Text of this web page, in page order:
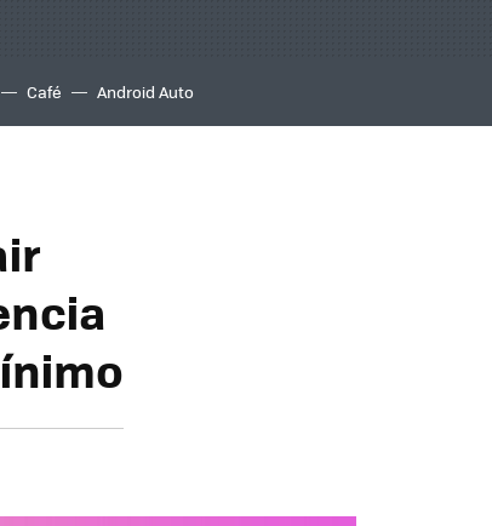
Café Android Auto